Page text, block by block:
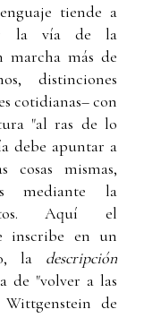
tiende a
la vía de la
marcha más de
distinciones
cotidianas– con
"al ras de lo
debe apuntar a
cosas mismas,
mediante la
Aquí el
inscribe en un
la descripción
de "volver a las
de